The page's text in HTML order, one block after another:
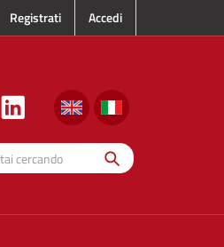
Registrati Accedi
stai
Cerca